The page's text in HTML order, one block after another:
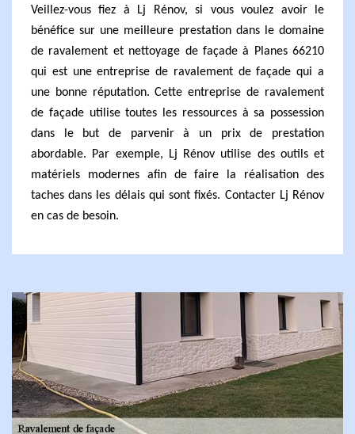
Veillez-vous fiez à Lj Rénov, si vous voulez avoir le
bénéfice sur une meilleure prestation dans le domaine
de ravalement et nettoyage de façade à Planes 66210
qui est une entreprise de ravalement de façade qui a
une bonne réputation. Cette entreprise de ravalement
de façade utilise toutes les ressources à sa possession
dans le but de parvenir à un prix de prestation
abordable. Par exemple, Lj Rénov utilise des outils et
matériels modernes afin de faire la réalisation des
taches dans les délais qui sont fixés. Contacter Lj Rénov
en cas de besoin.